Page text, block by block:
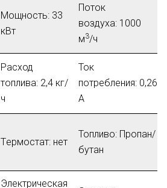
Мощность: 33
кВт
Поток
воздуха: 1000
м3/ч
Расход
топлива: 2,4 кг/
ч
Ток
потребления: 0,26
A
Tермостат: нет
Топливо: Пропан/
бутан
Электрическая